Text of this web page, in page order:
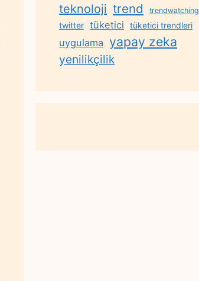
teknoloji trend trendwatching
twitter tüketici tüketici trendleri
uygulama yapay zeka
yenilikçilik